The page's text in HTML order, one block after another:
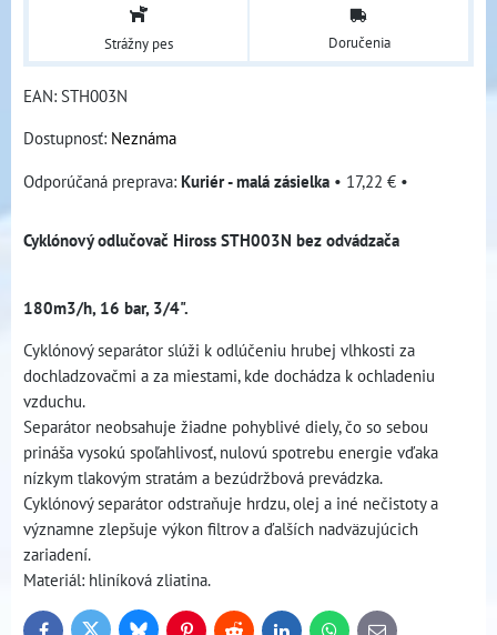
Strážny pes Doručenia
EAN: STH003N
Dostupnosť: Neznáma
Kuriér - malá zásielka • 17,22 € •
Cyklónový odlučovač Hiross STH003N bez odvádzača
180m3/h, 16 bar, 3/4".
Cyklónový separátor slúži k odlúčeniu hrubej vlhkosti za
dochladzovačmi a za miestami, kde dochádza k ochladeniu
vzduchu.
Separátor neobsahuje žiadne pohyblivé diely, čo so sebou
prináša vysokú spoľahlivosť, nulovú spotrebu energie vďaka
nízkym tlakovým stratám a bezúdržbová prevádzka.
Cyklónový separátor odstraňuje hrdzu, olej a iné nečistoty a
významne zlepšuje výkon filtrov a ďalších nadväzujúcich
zariadení.
Materiál: hliníková zliatina.